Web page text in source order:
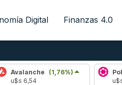
Digital Finanzas 4.0
(1,76%)
Polkadot